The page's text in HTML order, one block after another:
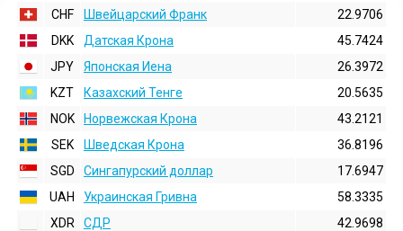
CHF
Швейцарский Франк
22.9706
DKK
Датская Крона
45.7424
JPY
Японская Иена
26.3972
KZT
Казахский Тенге
20.5635
NOK
Норвежская Крона
43.2121
SEK
Шведская Крона
36.8196
SGD
Сингапурский доллар
17.6947
UAH
Украинская Гривна
58.3335
XDR
СДР 42.9698